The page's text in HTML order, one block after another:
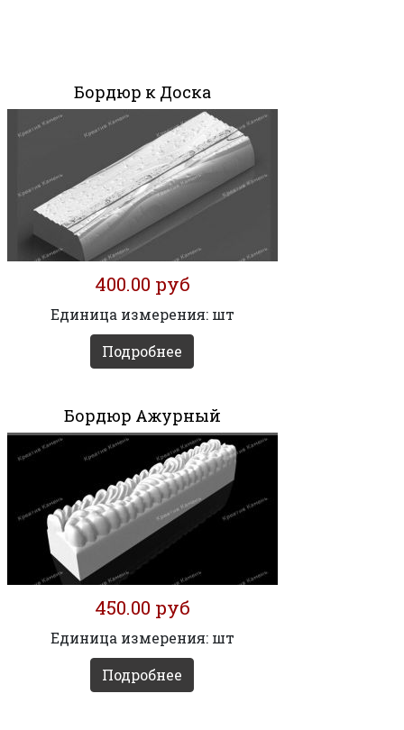
Бордюр к Доска
400.00 руб
Единица измерения: шт
Подробнее
Бордюр Ажурный
450.00 руб
Единица измерения: шт
Подробнее